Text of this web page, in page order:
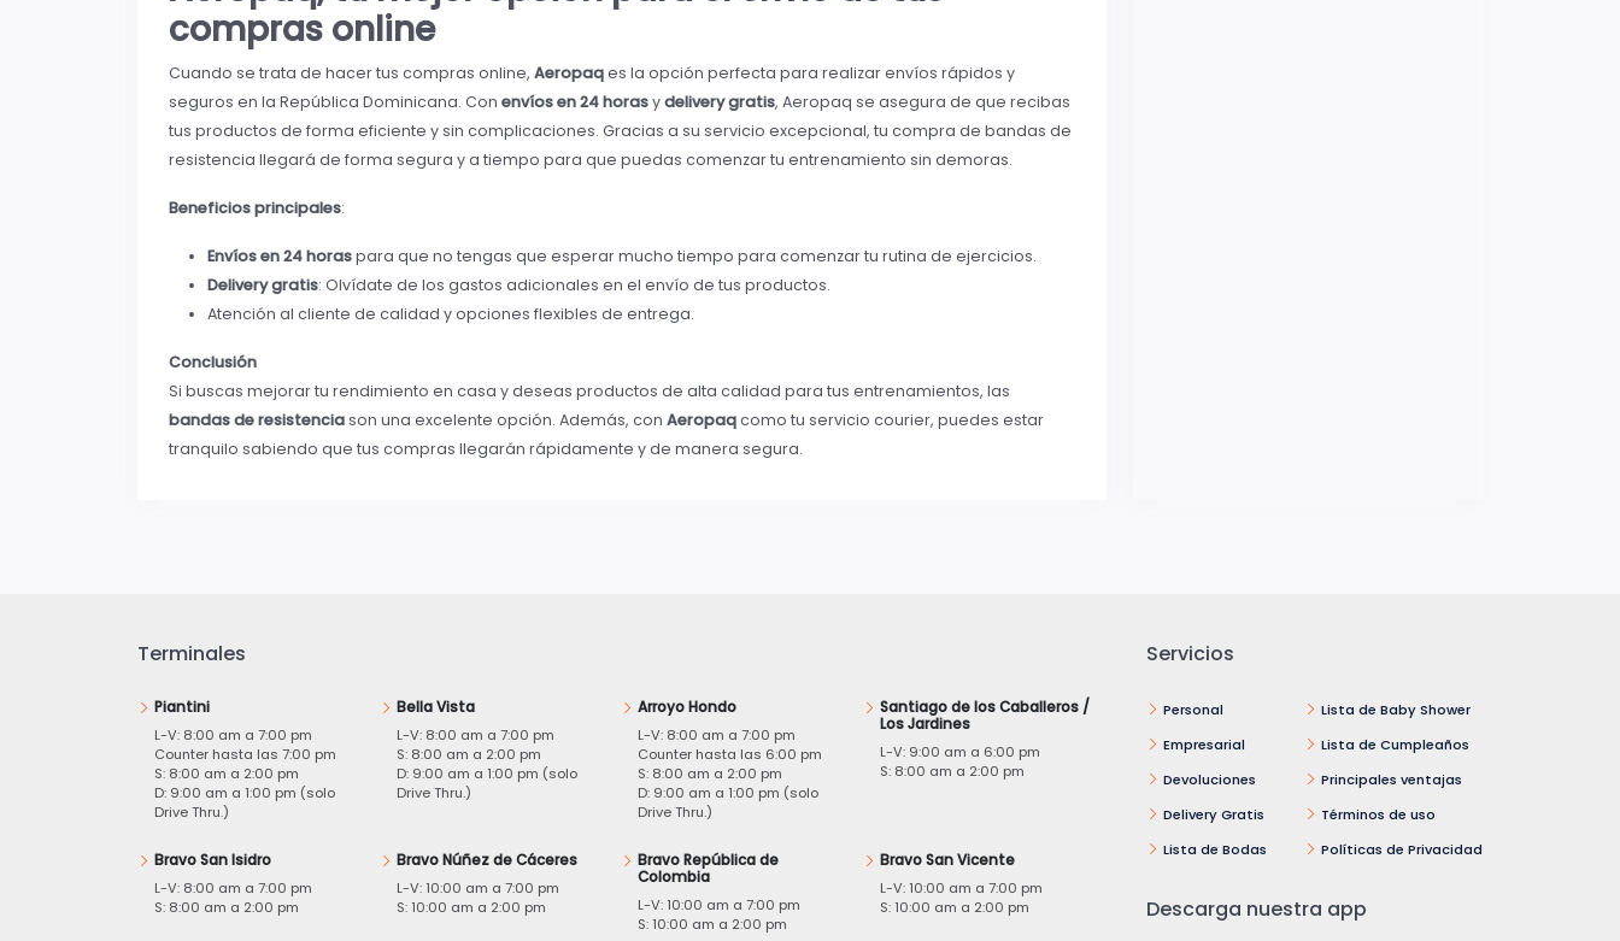
compras online
Cuando se trata de hacer tus compras online, Aeropaqes la opción perfecta para realizar envíos rápidos y
seguros en la República Dominicana. Con envíos en 24 horasydelivery gratis, Aeropaq se asegura de que recibas
tus productos de forma eficiente y sin complicaciones. Gracias a su servicio excepcional, tu compra de bandas de
resistencia llegará de forma segura y a tiempo para que puedas comenzar tu entrenamiento sin demoras.
Beneficios principales:
Envíos en 24 horaspara que no tengas que esperar mucho tiempo para comenzar tu rutina de ejercicios.
Delivery gratis: Olvídate de los gastos adicionales en el envío de tus productos.
Atención al cliente de calidad y opciones flexibles de entrega.
Conclusión
Si buscas mejorar tu rendimiento en casa y deseas productos de alta calidad para tus entrenamientos, las
bandas de resistenciason una excelente opción. Además, con Aeropaqcomo tu servicio courier, puedes estar
tranquilo sabiendo que tus compras llegarán rápidamente y de manera segura.
Terminales
Piantini
L-V: 8:00 am a 7:00 pm
Counter hasta las 7:00 pm
S: 8:00 am a 2:00 pm
D: 9:00 am a 1:00 pm (solo
Drive Thru.)
Bella Vista
L-V: 8:00 am a 7:00 pm
S: 8:00 am a 2:00 pm
D: 9:00 am a 1:00 pm (solo
Drive Thru.)
Arroyo Hondo
L-V: 8:00 am a 7:00 pm
Counter hasta las 6:00 pm
S: 8:00 am a 2:00 pm
D: 9:00 am a 1:00 pm (solo
Drive Thru.)
Santiago de los Caballeros /
Los Jardines
L-V: 9:00 am a 6:00 pm
S: 8:00 am a 2:00 pm
Bravo San Isidro
L-V: 8:00 am a 7:00 pm
S: 8:00 am a 2:00 pm
Bravo Núñez de Cáceres
L-V: 10:00 am a 7:00 pm
S: 10:00 am a 2:00 pm
Bravo República de
Colombia
L-V: 10:00 am a 7:00 pm
S: 10:00 am a 2:00 pm
Bravo San Vicente
L-V: 10:00 am a 7:00 pm
S: 10:00 am a 2:00 pm
Servicios
Personal
Empresarial
Devoluciones
Delivery Gratis
Lista de Bodas
Lista de Baby Shower
Lista de Cumpleaños
Principales ventajas
Términos de uso
Políticas de Privacidad
Descarga nuestra app